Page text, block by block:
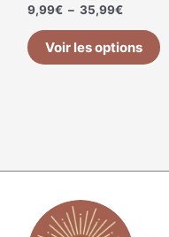
9,99€ – 35,99€
Voir les options